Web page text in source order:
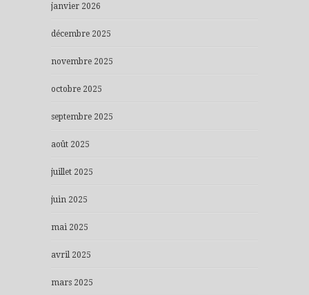
janvier 2026
décembre 2025
novembre 2025
octobre 2025
septembre 2025
août 2025
juillet 2025
juin 2025
mai 2025
avril 2025
mars 2025